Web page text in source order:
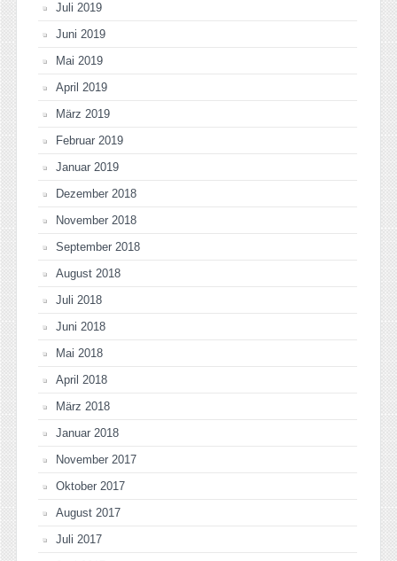
Juli 2019
Juni 2019
Mai 2019
April 2019
März 2019
Februar 2019
Januar 2019
Dezember 2018
November 2018
September 2018
August 2018
Juli 2018
Juni 2018
Mai 2018
April 2018
März 2018
Januar 2018
November 2017
Oktober 2017
August 2017
Juli 2017